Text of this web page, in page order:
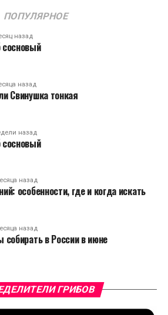
ПОПУЛЯРНОЕ
назад
назад
Свинушка тонкая
назад
назад
особенности, где и когда искать
назад
собирать в России в июне
ГРИБОВ